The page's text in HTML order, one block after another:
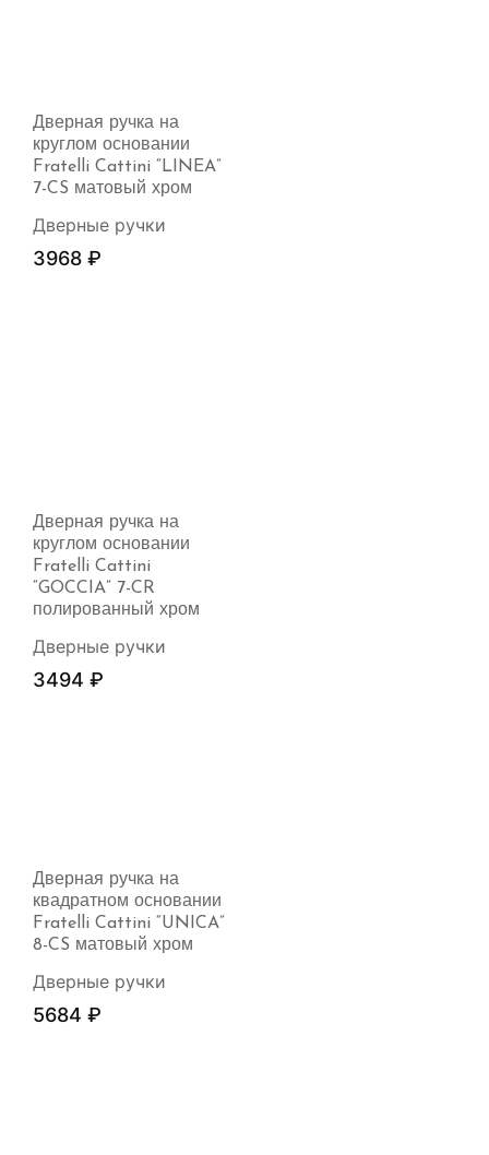
Дверная ручка на
круглом основании
Fratelli Cattini “LINEA”
7-CS матовый хром
Дверные ручки
3968 ₽
Дверная ручка на
круглом основании
Fratelli Cattini
“GOCCIA” 7-CR
полированный хром
Дверные ручки
3494 ₽
Дверная ручка на
квадратном основании
Fratelli Cattini “UNICA”
8-CS матовый хром
Дверные ручки
5684 ₽